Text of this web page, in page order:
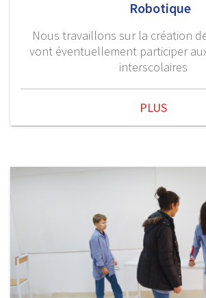
Robotique
Nous travaillons sur la création
vont éventuellement participer
interscolaires
PLUS